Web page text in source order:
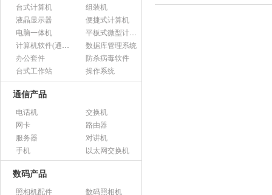
台式计算机
组装机
液晶显示器
便捷式计算机
电脑一体机
平板式微型计算机
计算机软件(通用软件)
数据库管理系统
办公套件
防杀病毒软件
台式工作站
操作系统
通信产品
电话机
交换机
网卡
路由器
服务器
对讲机
手机
以太网交换机
数码产品
照相机配件
数码照相机